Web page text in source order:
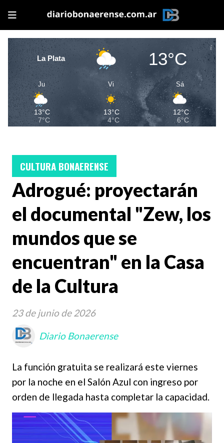
La Plata 13°C
Ju
13°C
7°C
Vi
13°C
4°C
Sá
12°C
6°C
Adrogué: proyectarán
el documental "Zew, los
mundos que se
encuentran" en la Casa
de la Cultura
La función gratuita se realizará este viernes
por la noche en el Salón Azul con ingreso por
orden de llegada hasta completar la capacidad.
CULTURA BONAERENSE
23 de junio de 2026
Diario Bonaerense